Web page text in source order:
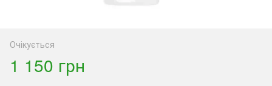
Очікується
1 150 грн